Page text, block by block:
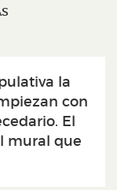
la
con
El
mural que